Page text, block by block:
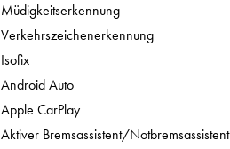
Müdigkeitserkennung
Verkehrszeichenerkennung
Isofix
Android Auto
Apple CarPlay
Aktiver Bremsassistent/Notbremsassistent